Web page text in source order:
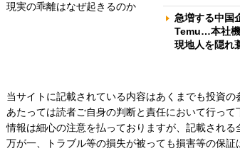
現実の乖離はなぜ起きるのか
急増する中国
Temu…本社
現地人を隠れ
当サイトに記載されている内容はあくまでも投資
あたっては読者ご自身の判断と責任において行っ
情報は細心の注意を払っておりますが、記載され
万が一、トラブル等の損失が被っても損害等の保